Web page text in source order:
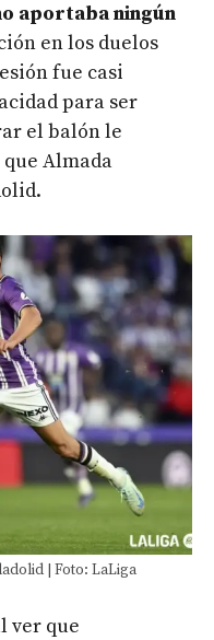
aportaba ningún
en los duelos
fue casi
para ser
el balón le
Almada
| Foto: LaLiga
ver que